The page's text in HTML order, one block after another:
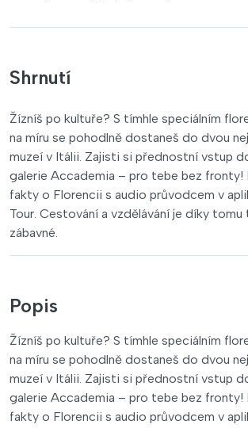
Shrnutí
Žízníš po kultuře? S tímhle speciálním
na míru se pohodlně dostaneš do dvou
muzeí v Itálii. Zajisti si přednostní vstup
galerie Accademia – pro tebe bez fronty!
fakty o Florencii s audio průvodcem v
Tour. Cestování a vzdělávání je díky tomu
zábavné.
Popis
Žízníš po kultuře? S tímhle speciálním
na míru se pohodlně dostaneš do dvou
muzeí v Itálii. Zajisti si přednostní vstup
galerie Accademia – pro tebe bez fronty!
fakty o Florencii s audio průvodcem v